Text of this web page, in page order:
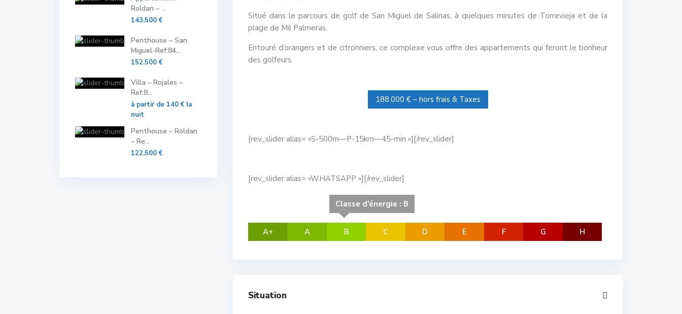
Situé dans le parcours de golf de San Miguel de Salinas, à quelques minutes de Torrevieja et de la
plage de Mil Palmeras.
Entouré d’orangers et de citronniers, ce complexe vous offre des appartements qui feront le bonheur
des golfeurs.
188.000 € – hors frais & Taxes
[rev_slider alias= »S-500m—P-15km—45-min »][/rev_slider]
[rev_slider alias= »WHATSAPP »][/rev_slider]
A+ A
Classe d’énergie : B
B C D E F G H
Situation
Roldan – ...
143.500 €
Penthouse – San
Miguel-Ref:84...
152.500 €
Villa – Rojales –
Ref:8...
à partir de 140 € la
nuit
Penthouse – Roldan
– Re...
122.500 €